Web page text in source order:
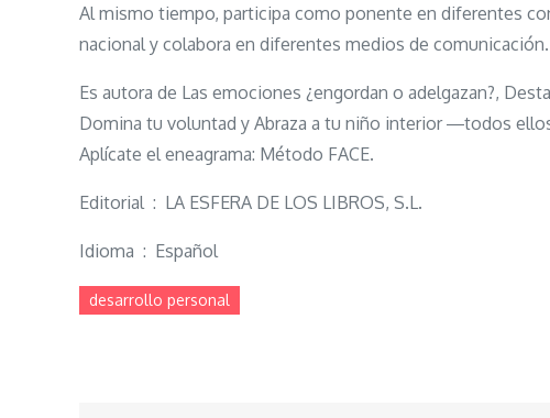
Al mismo tiempo, participa como ponente en diferentes
nacional y colabora en diferentes medios de comunicación.
Es autora de Las emociones ¿engordan o adelgazan?,
Domina tu voluntad y Abraza a tu niño interior ―todos
Aplícate el eneagrama: Método FACE.
Editorial ‏ : ‎ LA ESFERA DE LOS LIBROS, S.L.
Idioma ‏ : ‎ Español
desarrollo personal